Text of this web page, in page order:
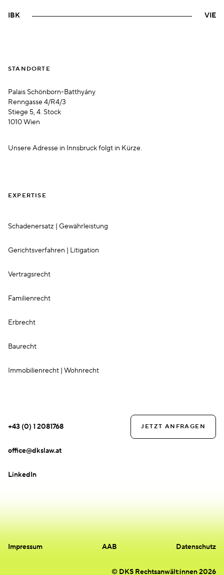
IBK VIE
STANDORTE
Palais Schönborn-Batthyány
Renngasse 4/R4/3
Stiege 5, 4. Stock
1010 Wien
Unsere Adresse in Innsbruck folgt in Kürze.
EXPERTISE
Schadenersatz | Gewährleistung
Gerichtsverfahren | Litigation
Vertragsrecht
Familienrecht
Erbrecht
Baurecht
Immobilienrecht | Wohnrecht
+43 (0) 1 2081768
office@dkslaw.at
LinkedIn
JETZT ANFRAGEN
Impressum AAB Datenschutz
© DKS Rechtsanwält:innen 2026